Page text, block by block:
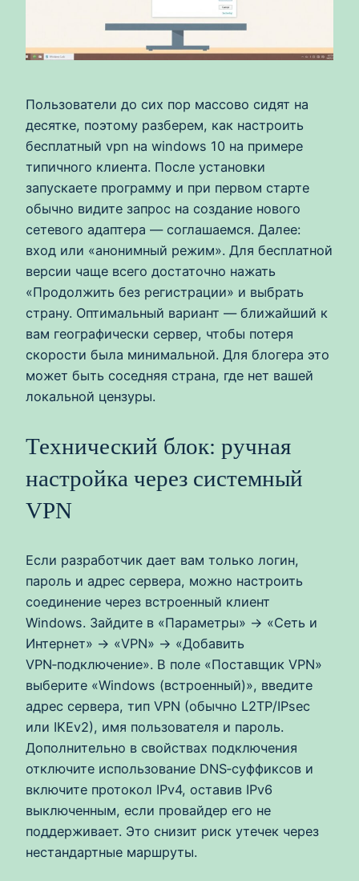
Пользователи до сих пор массово сидят на
десятке, поэтому разберем, как настроить
бесплатный vpn на windows 10 на примере
типичного клиента. После установки
запускаете программу и при первом старте
обычно видите запрос на создание нового
сетевого адаптера — соглашаемся. Далее:
вход или «анонимный режим». Для бесплатной
версии чаще всего достаточно нажать
«Продолжить без регистрации» и выбрать
страну. Оптимальный вариант — ближайший к
вам географически сервер, чтобы потеря
скорости была минимальной. Для блогера это
может быть соседняя страна, где нет вашей
локальной цензуры.
Технический блок: ручная
настройка через системный
VPN
Если разработчик дает вам только логин,
пароль и адрес сервера, можно настроить
соединение через встроенный клиент
Windows. Зайдите в «Параметры» → «Сеть и
Интернет» → «VPN» → «Добавить
VPN‑подключение». В поле «Поставщик VPN»
выберите «Windows (встроенный)», введите
адрес сервера, тип VPN (обычно L2TP/IPsec
или IKEv2), имя пользователя и пароль.
Дополнительно в свойствах подключения
отключите использование DNS‑суффиксов и
включите протокол IPv4, оставив IPv6
выключенным, если провайдер его не
поддерживает. Это снизит риск утечек через
нестандартные маршруты.